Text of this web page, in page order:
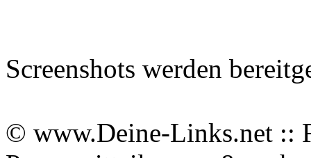
Screenshots werden
© www.Deine-Links.net ::